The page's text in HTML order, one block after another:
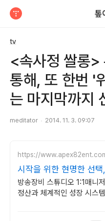
톺
tv
<속사정 쌀롱>
통해, 또 한번 '
는 마지막까지
meditator 2014. 11. 3. 09:07
https://
시작을 위한 현명한 선
BJ 상시 모집
방송장비 스튜디오 1:1매니
정산과 체계적인 성장 시스템